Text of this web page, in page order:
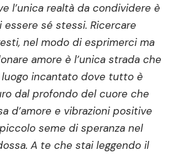
l’unica realtà da condividere è
sé stessi. Ricercare
nel modo di esprimerci ma
amore è l’unica strada che
incantato dove tutto è
dal profondo del cuore che
d’amore e vibrazioni positive
seme di speranza nel
A te che stai leggendo il